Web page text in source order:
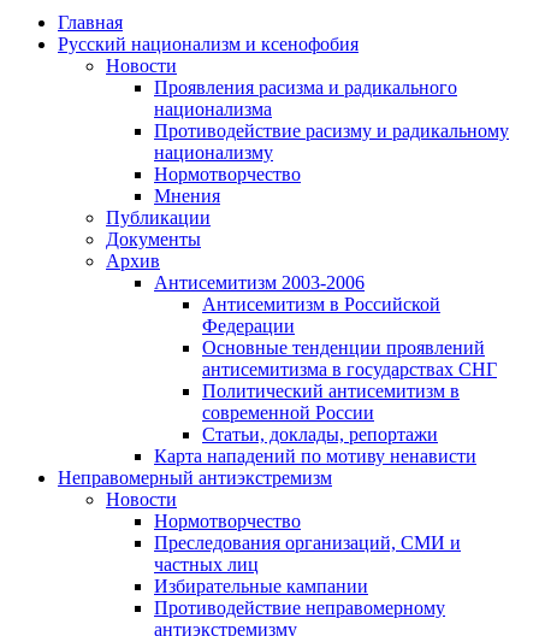
Главная
Русский национализм и ксенофобия
Новости
Проявления расизма и радикального
национализма
Противодействие расизму и радикальному
национализму
Нормотворчество
Мнения
Публикации
Документы
Архив
Антисемитизм 2003-2006
Антисемитизм в Российской
Федерации
Основные тенденции проявлений
антисемитизма в государствах СНГ
Политический антисемитизм в
современной России
Статьи, доклады, репортажи
Карта нападений по мотиву ненависти
Неправомерный антиэкстремизм
Новости
Нормотворчество
Преследования организаций, СМИ и
частных лиц
Избирательные кампании
Противодействие неправомерному
антиэкстремизму